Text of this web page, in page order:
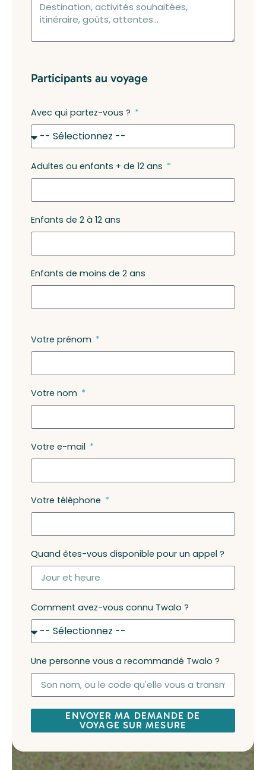
Participants au voyage
Avec qui partez-vous ?
Adultes ou enfants + de 12 ans
Enfants de 2 à 12 ans
Enfants de moins de 2 ans
Votre prénom
Votre nom
Votre e-mail
Votre téléphone
Quand êtes-vous disponible pour un appel ?
Comment avez-vous connu Twalo ?
Une personne vous a recommandé Twalo ?
ENVOYER MA DEMANDE DE
VOYAGE SUR MESURE